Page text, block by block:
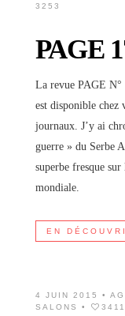
3253
PAGE
La revue PAGE N°
est disponible chez
journaux. J’y ai
guerre » du Serbe
superbe fresque
mondiale.
EN
4 JUIN 2015 •
SALONS
• 3411